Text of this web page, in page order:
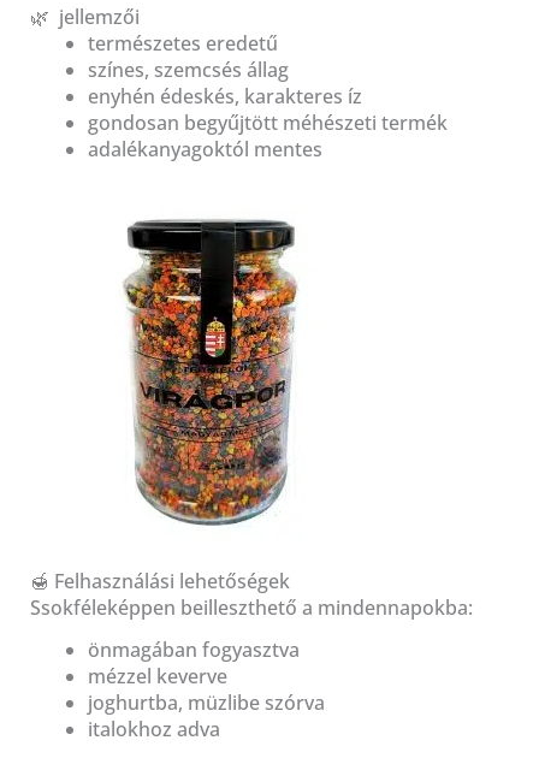
🌿 jellemzői
természetes eredetű
színes, szemcsés állag
enyhén édeskés, karakteres íz
gondosan begyűjtött méhészeti termék
adalékanyagoktól mentes
🍯 Felhasználási lehetőségek
Ssokféleképpen beilleszthető a mindennapokba:
önmagában fogyasztva
mézzel keverve
joghurtba, müzlibe szórva
italokhoz adva